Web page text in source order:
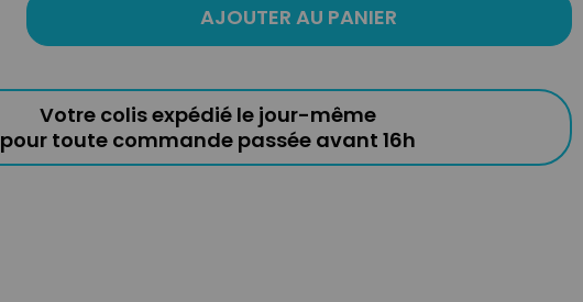
AJOUTER AU PANIER
Votre colis expédié le jour-même
pour toute commande passée avant 16h